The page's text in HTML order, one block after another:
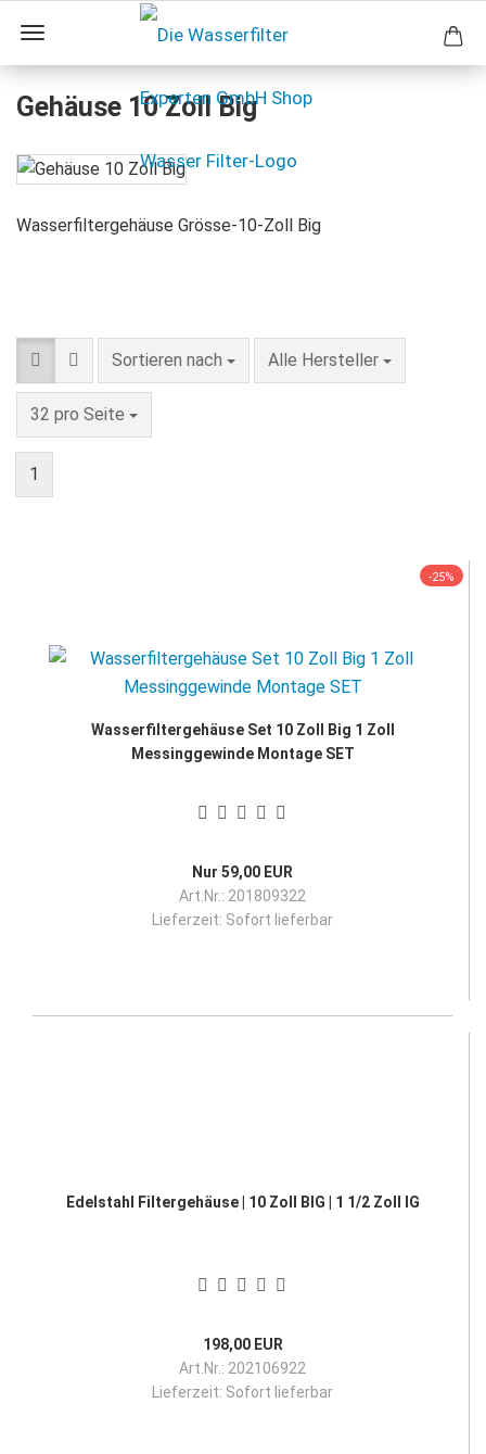
Gehäuse 10 Zoll Big
Wasserfiltergehäuse Grösse-10-Zoll Big
Sortieren nach
Sortieren nach Alle Hersteller
pro Seite
32 pro Seite
pro Seite
1
-25%
Wasserfiltergehäuse Set 10 Zoll Big 1 Zoll
Messinggewinde Montage SET
Nur 59,00 EUR
Art.Nr.: 201809322
Lieferzeit: Sofort lieferbar
Edelstahl Filtergehäuse | 10 Zoll BIG | 1 1/2 Zoll IG
198,00 EUR
Art.Nr.: 202106922
Lieferzeit: Sofort lieferbar